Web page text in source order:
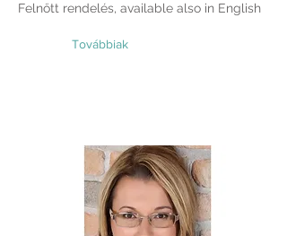
Felnőtt rendelés, available also in English
Továbbiak